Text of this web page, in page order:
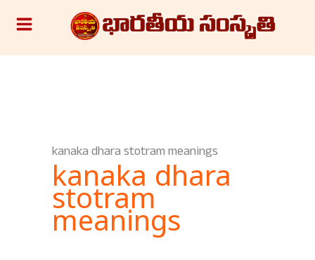
kanaka dhara stotram meanings
kanaka dhara
stotram
meanings
e
a